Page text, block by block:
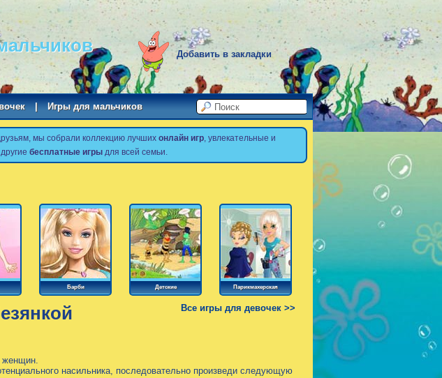
Добавить в закладки
| Игры для мальчиков
мы собрали коллекцию лучших онлайн игр, увлекательные и
бесплатные игры для всей семьи.
Барби Детские Парикмахерская
Все игры для девочек >>
женщин.
насильника, последовательно произведи следующую